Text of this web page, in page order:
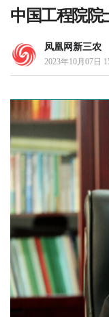
中国工程院院
凤凰网新三农
2023年10月07日